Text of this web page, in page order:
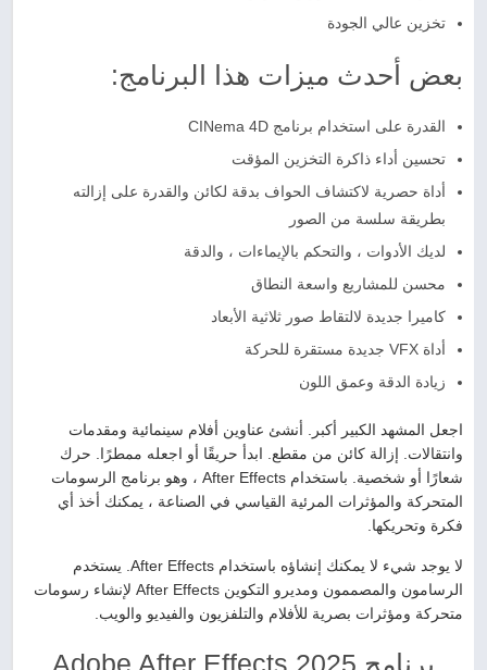
تخزين عالي الجودة
بعض أحدث ميزات هذا البرنامج:
القدرة على استخدام برنامج CINema 4D
تحسين أداء ذاكرة التخزين المؤقت
أداة حصرية لاكتشاف الحواف بدقة لكائن والقدرة على إزالته
بطريقة سلسة من الصور
لديك الأدوات ، والتحكم بالإيماءات ، والدقة
محسن للمشاريع واسعة النطاق
كاميرا جديدة لالتقاط صور ثلاثية الأبعاد
أداة VFX جديدة مستقرة للحركة
زيادة الدقة وعمق اللون
اجعل المشهد الكبير أكبر. أنشئ عناوين أفلام سينمائية ومقدمات
وانتقالات. إزالة كائن من مقطع. ابدأ حريقًا أو اجعله ممطرًا. حرك
شعارًا أو شخصية. باستخدام After Effects ، وهو برنامج الرسومات
المتحركة والمؤثرات المرئية القياسي في الصناعة ، يمكنك أخذ أي
فكرة وتحريكها.
لا يوجد شيء لا يمكنك إنشاؤه باستخدام After Effects. يستخدم
الرسامون والمصممون ومديرو التكوين After Effects لإنشاء رسومات
متحركة ومؤثرات بصرية للأفلام والتلفزيون والفيديو والويب.
برنامج Adobe After Effects 2025